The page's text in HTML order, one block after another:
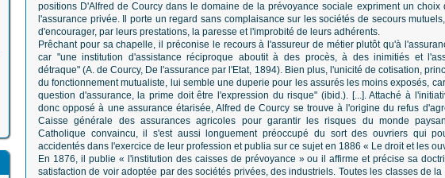
positions D'Alfred de Courcy dans le domaine de la prévoyance sociale expriment un
l'assurance privée. Il porte un regard sans complaisance sur les sociétés de secours
d'encourager, par leurs prestations, la paresse et l'improbité de leurs adhérents.
Prêchant pour sa chapelle, il préconise le recours à l'assureur de métier plutôt qu'à
car "une institution d'assistance réciproque aboutit à des procès, à des inimitiés et
détraque" (A. de Courcy, De l'assurance par l'Etat, 1894). Bien plus, l'unicité de cotisation,
du fonctionnement mutualiste, lui semble une duperie pour les assurés les moins exposés,
question d'assurance, la prime doit être l'expression du risque" (ibid.). [...]. Attaché à
donc opposé à une assurance étarisée, Alfred de Courcy se trouve à l'origine du refus
Caisse générale des assurances agricoles pour garantir les risques du monde
Catholique convaincu, il s'est aussi longuement préoccupé du sort des ouvriers qui
accidentés dans l'exercice de leur profession et publia sur ce sujet en 1886 « Le droit et les
En 1876, il publie « l'institution des caisses de prévoyance » ou il affirme et précise sa
satisfaction de voir adoptée par des sociétés privées, des industriels. Toutes les classes de la